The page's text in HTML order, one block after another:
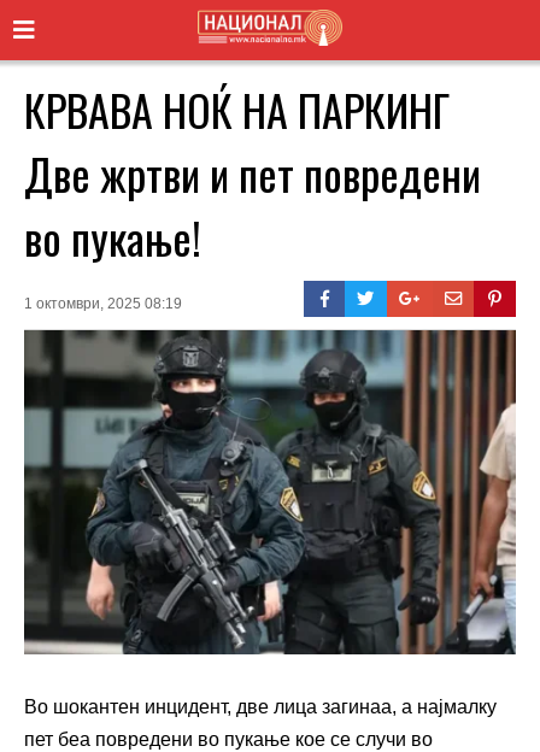
КРВАВА НОЌ НА ПАРКИНГ
Две жртви и пет повредени
во пукање!
1 октомври, 2025 08:19
Во шокантен инцидент, две лица загинаа, а најмалку
пет беа повредени во пукање кое се случи во